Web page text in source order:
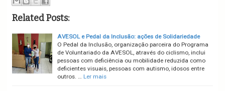
Related Posts:
AVESOL e Pedal da Inclusão: ações de Solidariedade
O Pedal da Inclusão, organização parceira do Programa
de Voluntariado da AVESOL, através do ciclismo, inclui
pessoas com deficiência ou mobilidade reduzida como
deficientes visuais, pessoas com autismo, idosos entre
outros. … Ler mais